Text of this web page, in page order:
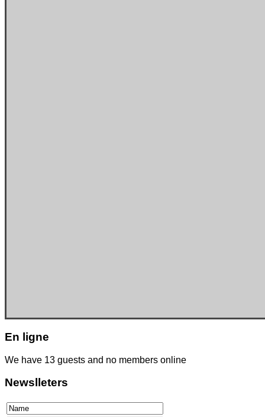
En ligne
We have 13 guests and no members online
Newslleters